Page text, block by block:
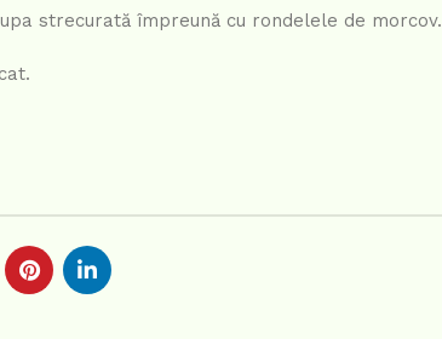
strecurată împreună cu rondelele de morcov.